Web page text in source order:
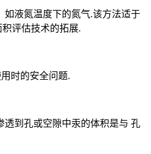
如液氮温度下的氮气.该方法适于
积评估技术的拓展.
时的安全问题.
透到孔或空隙中汞的体积是与 孔